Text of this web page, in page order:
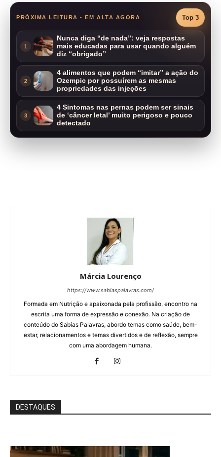
PRÓXIMA LEITURA - EM ALTA AGORA Top 3
1
Nunca diga “de nada”: veja respostas
mais educadas para usar quando alguém
diz “obrigado”
2
4 alimentos que podem “imitar” a ação do
Ozempic por possuírem as mesmas
propriedades das injeções
3
4 Sintomas nas pernas podem ser sinais
de ‘câncer letal’ muito perigoso e pouco
detectado
Márcia Lourenço
https://www.sabiaspalavras.com/
Formada em Nutrição e apaixonada pela profissão, encontro na
escrita uma forma de expressão e conexão. Na criação de
conteúdo do Sabias Palavras, abordo temas como saúde, bem-
estar, relacionamentos e temas divertidos e de reflexão, sempre
com uma abordagem humana.
DESTAQUES